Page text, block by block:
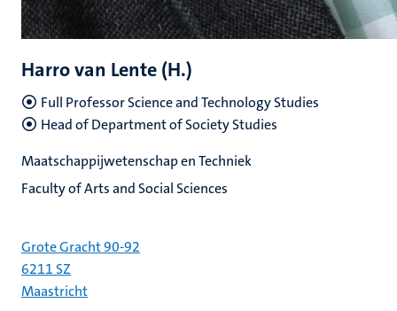
Harro van Lente (H.)
Full Professor Science and Technology Studies
Head of Department of Society Studies
Maatschappijwetenschap en Techniek
Faculty of Arts and Social Sciences
Grote Gracht 90-92
6211 SZ
Maastricht